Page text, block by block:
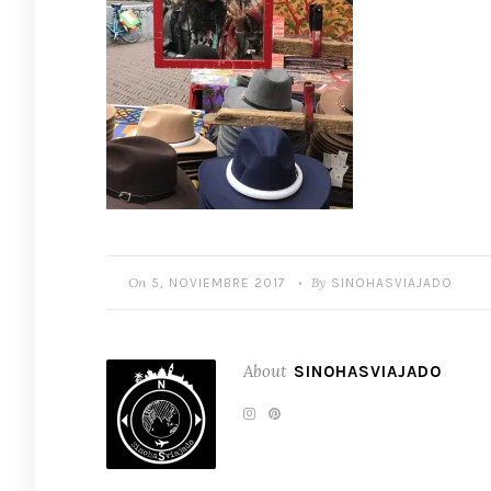
On 5, NOVIEMBRE 2017 • By SINOHASVIAJADO
About SINOHASVIAJADO